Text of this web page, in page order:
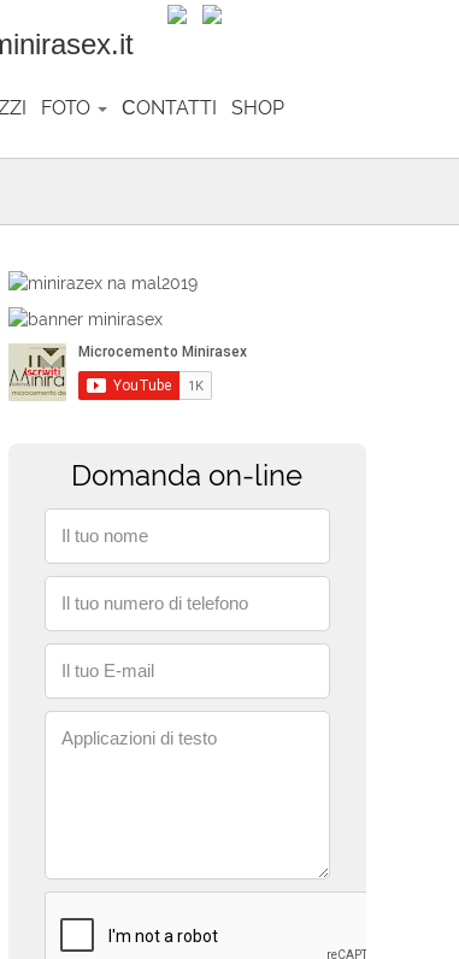
FOTO СONTATTI SHOP
Domanda on-line
Il tuo nome
Il tuo numero di telefono
Il tuo E-mail
Applicazioni di testo